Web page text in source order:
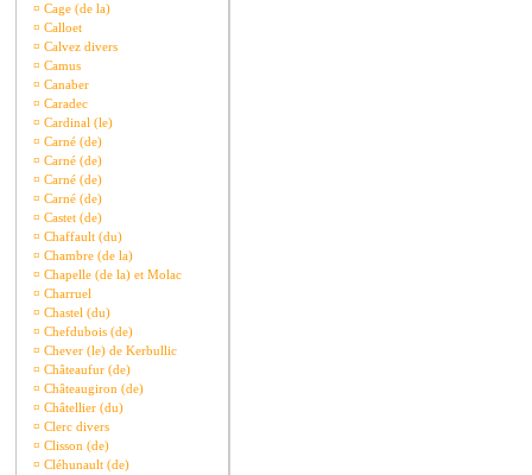
¤ Cage (de la)
¤ Calloet
¤ Calvez divers
¤ Camus
¤ Canaber
¤ Caradec
¤ Cardinal (le)
¤ Carné (de)
¤ Carné (de)
¤ Carné (de)
¤ Carné (de)
¤ Castet (de)
¤ Chaffault (du)
¤ Chambre (de la)
¤ Chapelle (de la) et Molac
¤ Charruel
¤ Chastel (du)
¤ Chefdubois (de)
¤ Chever (le) de Kerbullic
¤ Châteaufur (de)
¤ Châteaugiron (de)
¤ Châtellier (du)
¤ Clerc divers
¤ Clisson (de)
¤ Cléhunault (de)